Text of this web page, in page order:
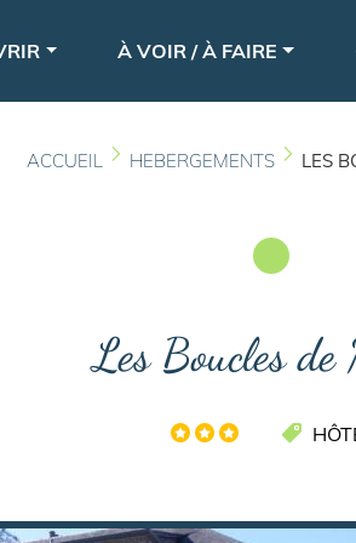
au
principal
À VOIR / À FAIRE
ACCUEIL HEBERGEMENTS LES
Les Boucles de